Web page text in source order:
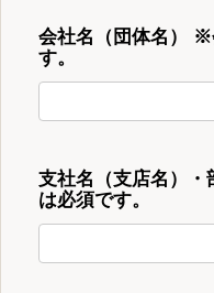
会社名（団体名）
す。
支社名（支店名）
は必須です。